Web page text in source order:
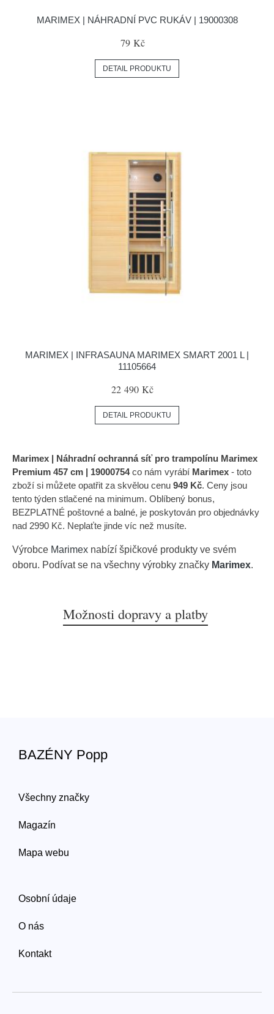
MARIMEX | NÁHRADNÍ PVC RUKÁV | 19000308
79 Kč
DETAIL PRODUKTU
MARIMEX | INFRASAUNA MARIMEX SMART 2001 L |
11105664
22 490 Kč
DETAIL PRODUKTU
Marimex | Náhradní ochranná síť pro trampolínu Marimex
Premium 457 cm | 19000754co nám vyrábí Marimex - toto
zboží si můžete opatřit za skvělou cenu 949 Kč. Ceny jsou
tento týden stlačené na minimum. Oblíbený bonus,
BEZPLATNÉ poštovné a balné, je poskytován pro objednávky
nad 2990 Kč. Neplaťte jinde víc než musíte.
Výrobce Marimex nabízí špičkové produkty ve svém
oboru. Podívat se na všechny výrobky značky Marimex.
Možnosti dopravy a platby
BAZÉNY Popp
Všechny značky
Magazín
Mapa webu
Osobní údaje
O nás
Kontakt